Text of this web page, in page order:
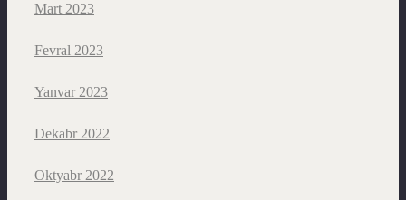
Mart 2023
Fevral 2023
Yanvar 2023
Dekabr 2022
Oktyabr 2022